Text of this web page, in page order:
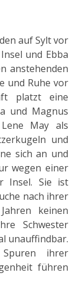
auf Sylt vor
und Ebba
anstehenden
und Ruhe vor
platzt eine
und Magnus
May als
und
sich an und
wegen einer
Insel. Sie ist
nach ihrer
keinen
Schwester
unauffindbar.
ihrer
führen